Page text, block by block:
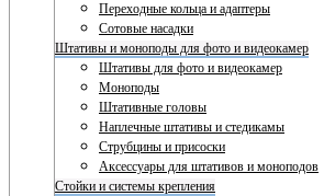
Переходные кольца и адаптеры
Сотовые насадки
Штативы и моноподы для фото и видеокамер
Штативы для фото и видеокамер
Моноподы
Штативные головы
Наплечные штативы и стедикамы
Струбцины и присоски
Аксессуары для штативов и моноподов
Стойки и системы крепления